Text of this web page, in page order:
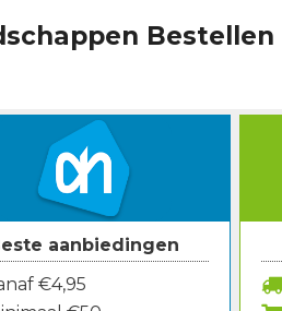
Bestellen
aanbiedingen
€4,95